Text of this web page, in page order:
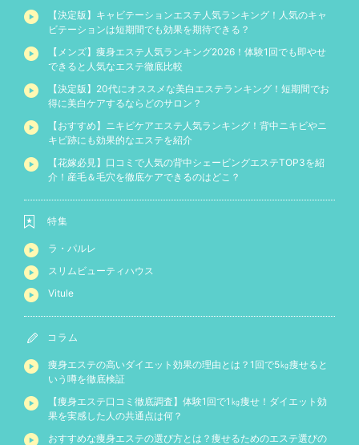
【決定版】キャビテーションエステ人気ランキング！人気のキャ
ビテーションは短期間でも効果を期待できる？
【メンズ】痩身エステ人気ランキング2026！体験1回でも即やせ
できると人気なエステ徹底比較
【決定版】20代にオススメな美白エステランキング！短期間でお
得に美白ケアするならどのサロン？
【おすすめ】ニキビケアエステ人気ランキング！背中ニキビやニ
キビ跡にも効果的なエステを紹介
【花嫁必見】口コミで人気の背中シェービングエステTOP3を紹
介！産毛＆毛穴を徹底ケアできるのはどこ？
特集
ラ・パルレ
スリムビューティハウス
Vitule
コラム
痩身エステの高いダイエット効果の理由とは？1回で5㎏痩せると
いう噂を徹底検証
【痩身エステ口コミ徹底調査】体験1回で1㎏痩せ！ダイエット効
果を実感した人の共通点は何？
おすすめな痩身エステの選び方とは？痩せるためのエステ選びの